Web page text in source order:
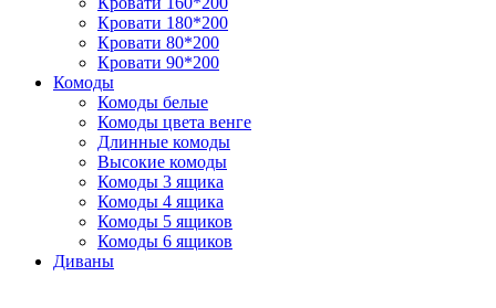
Кровати 180*200
Кровати 80*200
Кровати 90*200
Комоды
Комоды белые
Комоды цвета венге
Длинные комоды
Высокие комоды
Комоды 3 ящика
Комоды 4 ящика
Комоды 5 ящиков
Комоды 6 ящиков
Диваны